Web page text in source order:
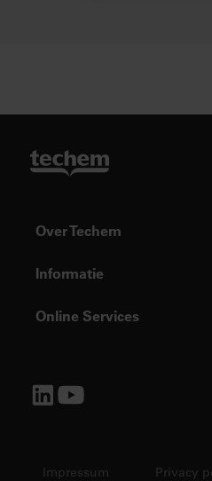
Over Techem
Informatie
Online Services
Impressum Privacy